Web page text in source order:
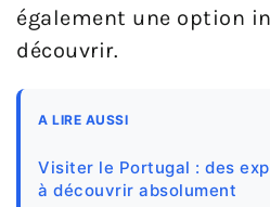
également une option
découvrir.
A LIRE AUSSI
Visiter le Portugal : des
à découvrir absolument